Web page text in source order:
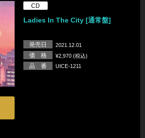
CD
Ladies In The City [通常盤]
発売日 2021.12.01
価 格 ¥2,970 (税込)
品 番 UICE-1211